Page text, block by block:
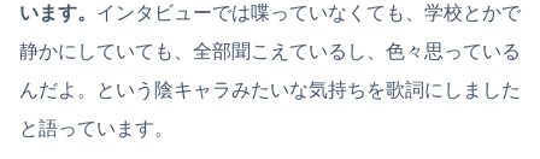
います。 インタビューでは喋っていなくても、学校とかで
静かにしていても、全部聞こえているし、色々思っている
んだよ。という陰キャラみたいな気持ちを歌詞にしました
と語っています。